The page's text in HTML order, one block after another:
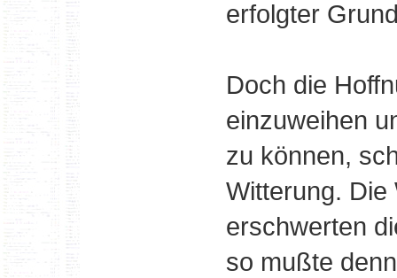
erfolgter
Doch die
einzuweihen
zu können,
Witterung. Die
erschwerten
so mußte